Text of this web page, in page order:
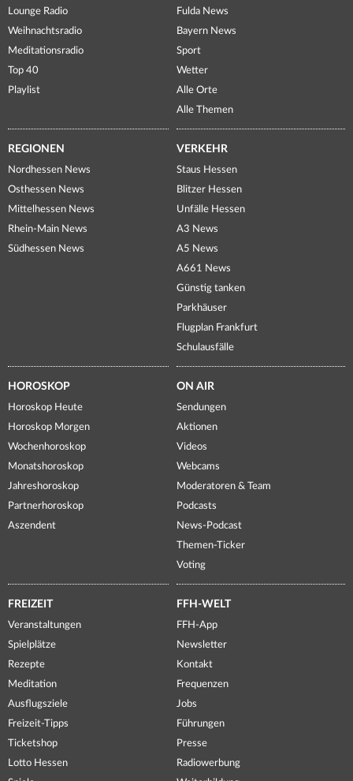
Lounge Radio
Weihnachtsradio
Meditationsradio
Top 40
Playlist
Fulda News
Bayern News
Sport
Wetter
Alle Orte
Alle Themen
REGIONEN
Nordhessen News
Osthessen News
Mittelhessen News
Rhein-Main News
Südhessen News
VERKEHR
Staus Hessen
Blitzer Hessen
Unfälle Hessen
A3 News
A5 News
A661 News
Günstig tanken
Parkhäuser
Flugplan Frankfurt
Schulausfälle
HOROSKOP
Horoskop Heute
Horoskop Morgen
Wochenhoroskop
Monatshoroskop
Jahreshoroskop
Partnerhoroskop
Aszendent
ON AIR
Sendungen
Aktionen
Videos
Webcams
Moderatoren & Team
Podcasts
News-Podcast
Themen-Ticker
Voting
FREIZEIT
Veranstaltungen
Spielplätze
Rezepte
Meditation
Ausflugsziele
Freizeit-Tipps
Ticketshop
Lotto Hessen
FFH-WELT
FFH-App
Newsletter
Kontakt
Frequenzen
Jobs
Führungen
Presse
Radiowerbung